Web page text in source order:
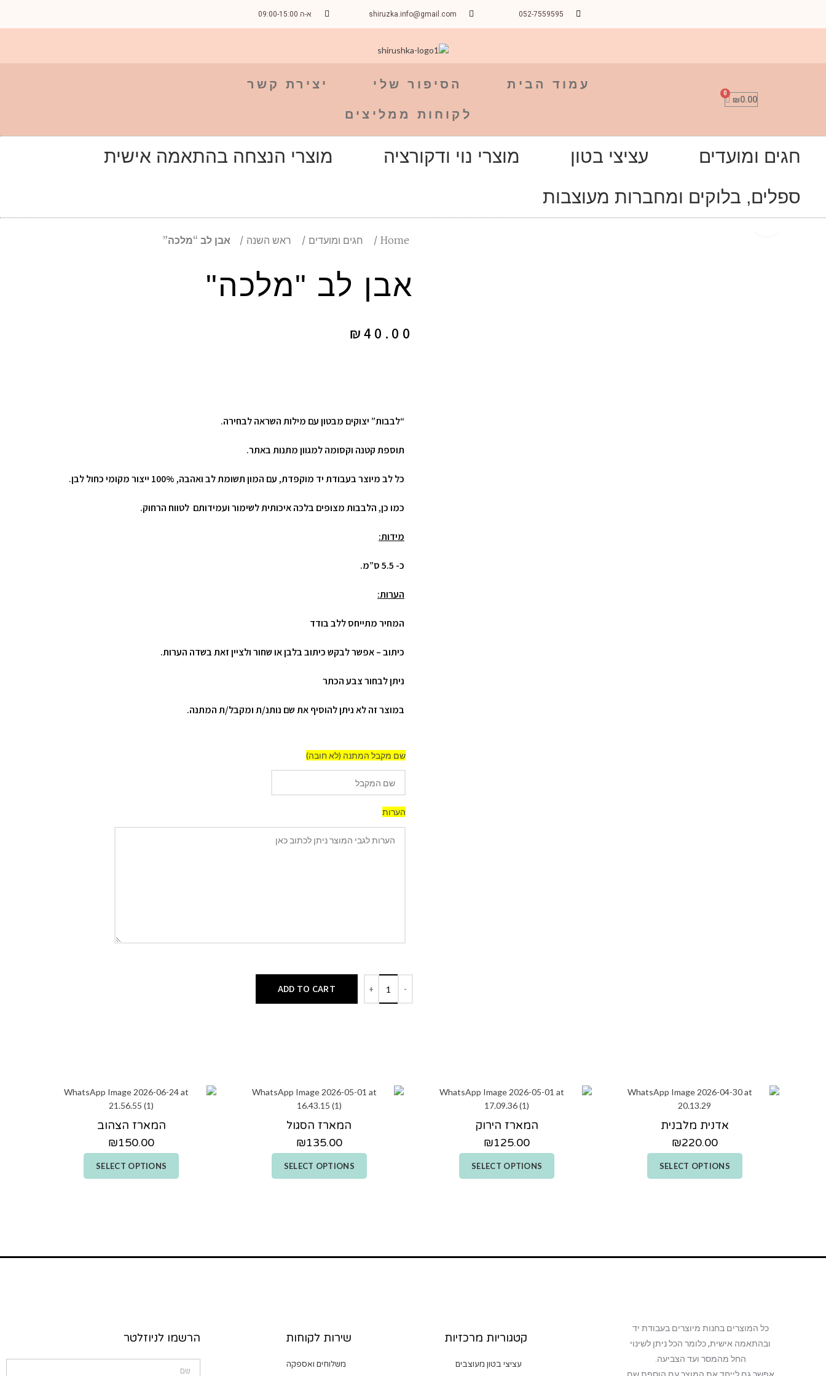
052-7559595
shiruzka.info@gmail.com א-ה 09:00-15:00
₪0.00
עמוד הבית הסיפור שלי יצירת קשר
לקוחות ממליצים
חגים ומועדים עציצי בטון מוצרי נוי ודקורציה
מוצרי הנצחה בהתאמה אישית
ספלים, בלוקים ומחברות מעוצבות
Click to enlarge
Home חגים ומועדים ראש השנה אבן לב “מלכה”
אבן לב "מלכה"
₪ 40.00
“לבבות” יצוקים מבטון עם מילות השראה לבחירה.
תוספת קטנה וקסומה למגוון מתנות באתר.
כל לב מיוצר בעבודת יד מוקפדת, עם המון תשומת לב ואהבה, 100% ייצור מקומי כחול לבן.
כמו כן, הלבבות מצופים בלכה איכותית לשימור ועמידותם לטווח הרחוק.
מידות:
כ- 5.5 ס”מ.
הערות:
המחיר מתייחס ללב בודד
כיתוב – אפשר לבקש כיתוב בלבן או שחור ולציין זאת בשדה הערות.
ניתן לבחור צבע הכתר
במוצר זה לא ניתן להוסיף את שם נותנ/ת ומקבל/ת המתנה.
שם מקבל המתנה (לא חובה)
הערות
ADD TO CART
אדנית מלבנית
₪220.00
SELECT OPTIONS
המארז הירוק
₪125.00
SELECT OPTIONS
המארז הסגול
₪135.00
SELECT OPTIONS
המארז הצהוב
₪150.00
SELECT OPTIONS
כל המוצרים בחנות מיוצרים בעבודת יד
ובהתאמה אישית, כלומר הכל ניתן לשינוי
החל מהמסר ועד הצביעה.
קטגוריות מרכזיות
עציצי בטון מעוצבים
שירות לקוחות
משלוחים ואספקה
הרשמו לניוזלטר